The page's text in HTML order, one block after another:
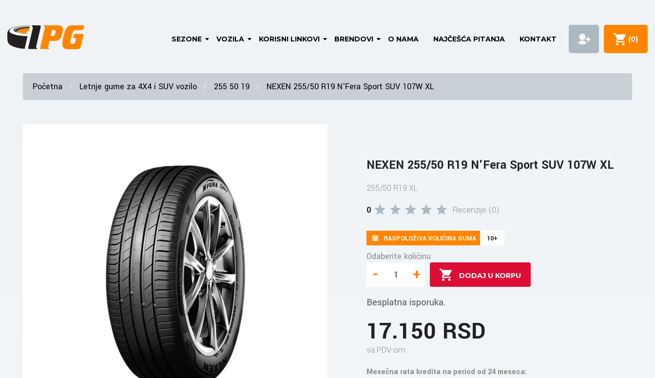
SEZONE VOZILA KORISNI LINKOVI BRENDOVI O NAMA NAJČEŠĆA PITANJA KONTAKT (0)
Početna Letnje gume za 4X4 i SUV vozilo 255 50 19 NEXEN 255/50 R19 N'Fera Sport SUV 107W XL
NEXEN 255/50 R19 N'Fera Sport SUV 107W XL
255/50 R19 XL
0
Recenzije (0)
RASPOLOŽIVA KOLIČINA GUMA 10+
Odaberite količinu
- +
Besplatna isporuka.
17.150 RSD
sa PDV-om
Mesečna rata kredita na period od 24 meseca: